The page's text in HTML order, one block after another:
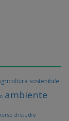
sostenibile
ambiente
di studio